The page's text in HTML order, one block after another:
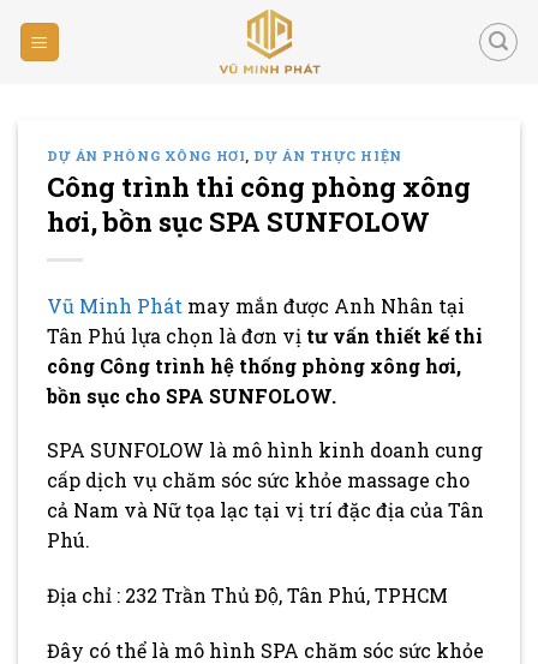
DỰ ÁN PHÒNG XÔNG HƠI, DỰ ÁN THỰC HIỆN
Công trình thi công phòng xông
hơi, bồn sục SPA SUNFOLOW
Vũ Minh Phát may mắn được Anh Nhân tại
Tân Phú lựa chọn là đơn vị tư vấn thiết kế thi
công Công trình hệ thống phòng xông hơi,
bồn sục cho SPA SUNFOLOW.
SPA SUNFOLOW là mô hình kinh doanh cung
cấp dịch vụ chăm sóc sức khỏe massage cho
cả Nam và Nữ tọa lạc tại vị trí đặc địa của Tân
Phú.
Địa chỉ : 232 Trần Thủ Độ, Tân Phú, TPHCM
Đây có thể là mô hình SPA chăm sóc sức khỏe